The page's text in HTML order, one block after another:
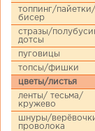
топпинг/пайетки/
бисер
стразы/
дотсы
пуговицы
топсы/фишки
цветы/листья
ленты/ тесьма/
кружево
шнуры/
проволока